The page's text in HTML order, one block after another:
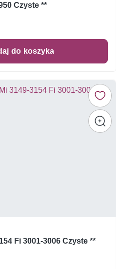
Czyste **
do koszyka
Fi 3001-3006 Czyste **